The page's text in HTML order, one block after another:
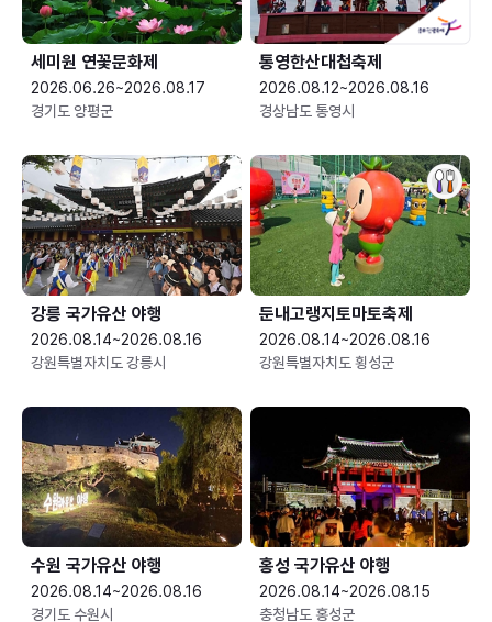
세미원 연꽃문화제
2026.06.26~2026.08.17
경기도 양평군
통영한산대첩축제
2026.08.12~2026.08.16
경상남도 통영시
강릉 국가유산 야행
2026.08.14~2026.08.16
강원특별자치도 강릉시
둔내고랭지토마토축제
2026.08.14~2026.08.16
강원특별자치도 횡성군
수원 국가유산 야행
2026.08.14~2026.08.16
경기도 수원시
홍성 국가유산 야행
2026.08.14~2026.08.15
충청남도 홍성군